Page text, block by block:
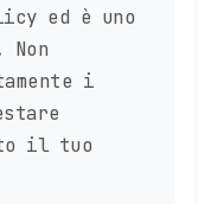
ed è uno
i
il tuo